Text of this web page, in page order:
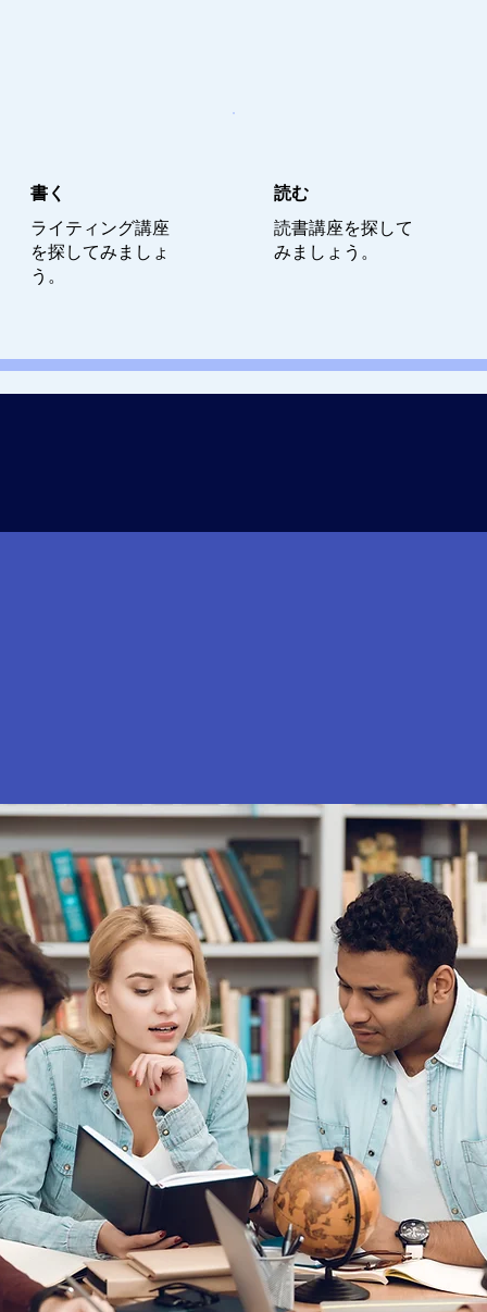
書く
ライティング講座
を探してみましょ
う。
読む
読書講座を探して
みましょう。